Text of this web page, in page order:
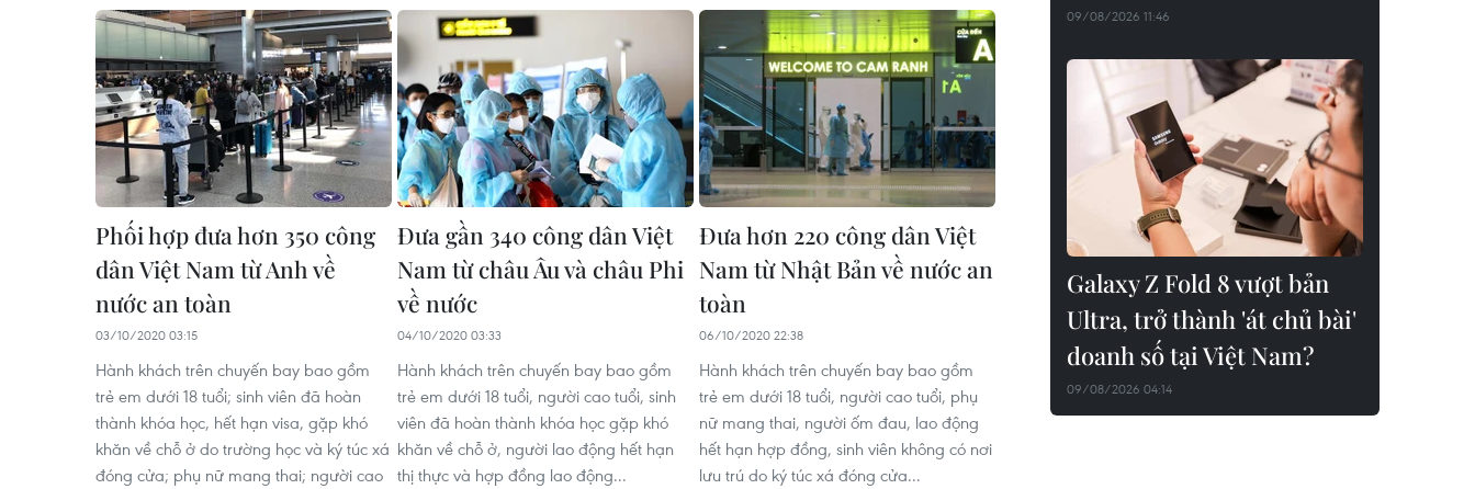
Phối hợp đưa hơn 350 công
dân Việt Nam từ Anh về
nước an toàn
03/10/2020 03:15
Hành khách trên chuyến bay bao gồm
trẻ em dưới 18 tuổi; sinh viên đã hoàn
thành khóa học, hết hạn visa, gặp khó
khăn về chỗ ở do trường học và ký túc xá
đóng cửa; phụ nữ mang thai; người cao
Đưa gần 340 công dân Việt
Nam từ châu Âu và châu Phi
về nước
04/10/2020 03:33
Hành khách trên chuyến bay bao gồm
trẻ em dưới 18 tuổi, người cao tuổi, sinh
viên đã hoàn thành khóa học gặp khó
khăn về chỗ ở, người lao động hết hạn
thị thực và hợp đồng lao động...
Đưa hơn 220 công dân Việt
Nam từ Nhật Bản về nước an
toàn
06/10/2020 22:38
Hành khách trên chuyến bay bao gồm
trẻ em dưới 18 tuổi, người cao tuổi, phụ
nữ mang thai, người ốm đau, lao động
hết hạn hợp đồng, sinh viên không có nơi
lưu trú do ký túc xá đóng cửa...
09/08/2026 11:46
Galaxy Z Fold 8 vượt bản
Ultra, trở thành 'át chủ bài'
doanh số tại Việt Nam?
09/08/2026 04:14